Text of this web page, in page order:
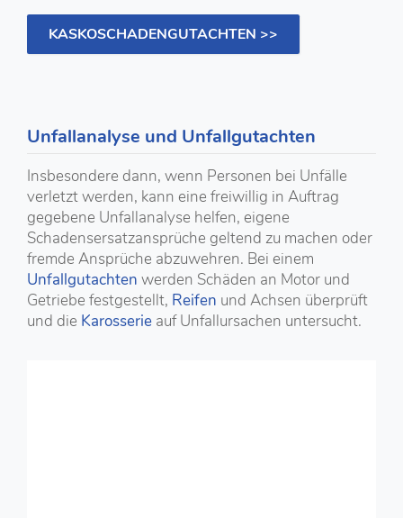
KASKOSCHADENGUTACHTEN >>
Unfallanalyse und Unfallgutachten
Insbesondere dann, wenn Personen bei Unfälle
verletzt werden, kann eine freiwillig in Auftrag
gegebene Unfallanalyse helfen, eigene
Schadensersatzansprüche geltend zu machen oder
fremde Ansprüche abzuwehren. Bei einem
Unfallgutachten werden Schäden an Motor und
Getriebe festgestellt, Reifen und Achsen überprüft
und die Karosserie auf Unfallursachen untersucht.